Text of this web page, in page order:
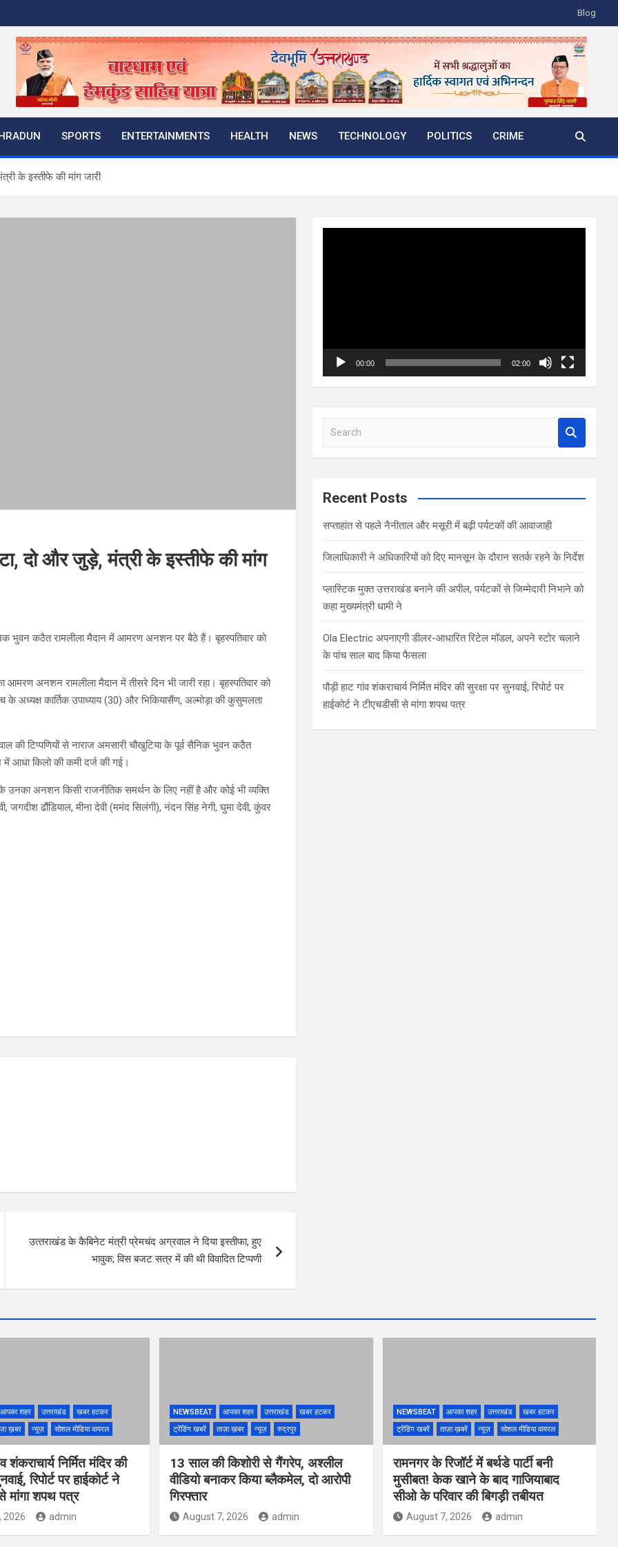
Blog
SPORTS ENTERTAINMENTS HEALTH NEWS TECHNOLOGY POLITICS CRIME
के इस्तीफे की मांग जारी
दो और जुड़े, मंत्री के इस्तीफे की मांग
भुवन कठैत रामलीला मैदान में आमरण अनशन पर बैठे हैं। बृहस्पतिवार को
अनशन रामलीला मैदान में तीसरे दिन भी जारी रहा। बृहस्पतिवार को
कार्तिक उपाध्याय (30) और भिकियासैंण, अल्मोड़ा की कुसुमलता
टिप्पणियों से नाराज अमसारी चौखुटिया के पूर्व सैनिक भुवन कठैत
आधा किलो की कमी दर्ज की गई।
उनका अनशन किसी राजनीतिक समर्थन के लिए नहीं है और कोई भी व्यक्ति
ढौंडियाल, मीना देवी (ममंद सिलंगी), नंदन सिंह नेगी, घुमा देवी, कुंवर
उत्‍तराखंड के कैबिनेट मंत्री प्रेमचंद अग्रवाल ने दिया इस्तीफा, हुए
भावुक; विस बजट सत्र में की थी विवादित टिप्पणी
00:00 02:00
a
c
Recent Posts
सप्ताहांत से पहले नैनीताल और मसूरी में बढ़ी पर्यटकों की आवाजाही
जिलाधिकारी ने अधिकारियों को दिए मानसून के दौरान सतर्क रहने के निर्देश
प्लास्टिक मुक्त उत्तराखंड बनाने की अपील, पर्यटकों से जिम्मेदारी निभाने को
कहा मुख्यमंत्री धामी ने
Ola Electric अपनाएगी डीलर-आधारित रिटेल मॉडल, अपने स्टोर चलाने
के पांच साल बाद किया फैसला
पौड़ी हाट गांव शंकराचार्य निर्मित मंदिर की सुरक्षा पर सुनवाई, रिपोर्ट पर
हाईकोर्ट ने टीएचडीसी से मांगा शपथ पत्र
आपका शहर उत्तराखंड
खबर हटकर
ख़बर न्यूज़ सोशल मीडिया वायरल
शंकराचार्य निर्मित मंदिर की
रिपोर्ट पर हाईकोर्ट ने
मांगा शपथ पत्र
2026 admin
NEWSBEAT आपका शहर उत्तराखंड
खबर हटकर
ट्रेंडिंग खबरें
ताज़ा ख़बर न्यूज़ रुद्रपुर
13 साल की किशोरी से गैंगरेप, अश्लील
वीडियो बनाकर किया ब्लैकमेल, दो आरोपी
गिरफ्तार
August 7, 2026 admin
NEWSBEAT आपका शहर उत्तराखंड
खबर हटकर
ट्रेंडिंग खबरें
ताज़ा ख़बरें न्यूज़ सोशल मीडिया वायरल
रामनगर के रिजॉर्ट में बर्थडे पार्टी बनी
मुसीबत! केक खाने के बाद गाजियाबाद
सीओ के परिवार की बिगड़ी तबीयत
August 7, 2026 admin